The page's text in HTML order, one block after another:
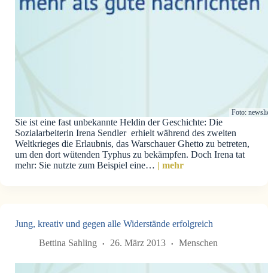
Foto:
Sie ist eine fast unbekannte Heldin der Geschichte: Die
Sozialarbeiterin Irena Sendler erhielt während des zweiten
Weltkrieges die Erlaubnis, das Warschauer Ghetto zu betreten,
um den dort wütenden Typhus zu bekämpfen. Doch Irena tat
mehr: Sie nutzte zum Beispiel eine… | mehr
Jung, kreativ und gegen alle Widerstände erfolgreich
Bettina Sahling
26. März 2013 Menschen